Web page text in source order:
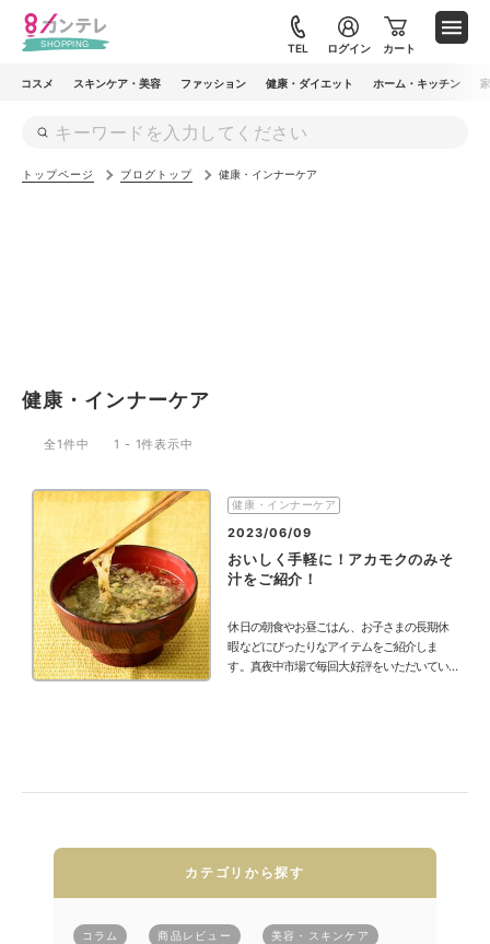
TEL ログイン カート
コスメ スキンケア・美容 ファッション 健康・ダイエット ホーム・キッチン
トップページ ブログトップ 健康・インナーケア
健康・インナーケア
全1件中 1 - 1件表示中
健康・インナーケア
2023/06/09
おいしく手軽に！アカモクのみそ
汁をご紹介！
休日の朝食やお昼ごはん、お子さまの長期休
暇などにぴったりなアイテムをご紹介しま
す。真夜中市場で毎回大好評をいただいてい
カテゴリから探す
コラム 商品レビュー 美容・スキンケア